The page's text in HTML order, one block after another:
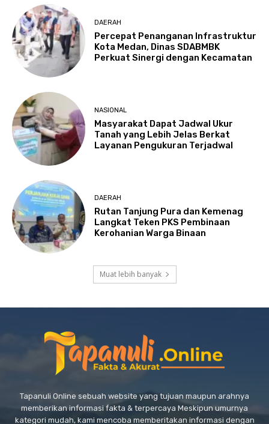
DAERAH
Percepat Penanganan Infrastruktur
Kota Medan, Dinas SDABMBK
Perkuat Sinergi dengan Kecamatan
NASIONAL
Masyarakat Dapat Jadwal Ukur
Tanah yang Lebih Jelas Berkat
Layanan Pengukuran Terjadwal
DAERAH
Rutan Tanjung Pura dan Kemenag
Langkat Teken PKS Pembinaan
Kerohanian Warga Binaan
Muat lebih banyak
Tapanuli Online sebuah website yang tujuan maupun arahnya
memberikan informasi fakta & terpercaya Meskipun umurnya
kategori mudah, kami mencoba memberitakan informasi dengan